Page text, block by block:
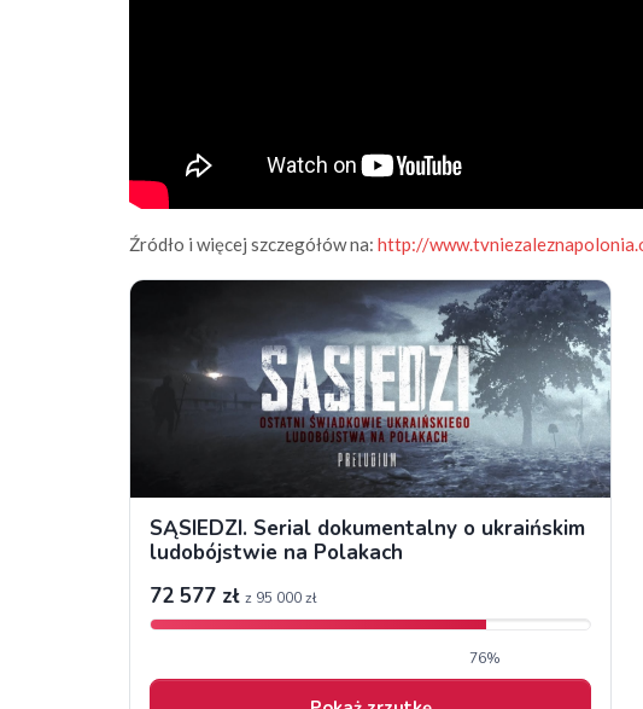
Źródło i więcej szczegółów na: http://